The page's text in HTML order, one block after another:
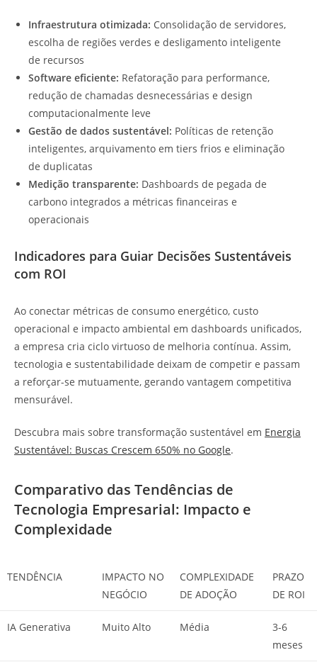
Infraestrutura otimizada: Consolidação de servidores,
escolha de regiões verdes e desligamento inteligente
de recursos
Software eficiente: Refatoração para performance,
redução de chamadas desnecessárias e design
computacionalmente leve
Gestão de dados sustentável: Políticas de retenção
inteligentes, arquivamento em tiers frios e eliminação
de duplicatas
Medição transparente: Dashboards de pegada de
carbono integrados a métricas financeiras e
operacionais
Indicadores para Guiar Decisões Sustentáveis
com ROI
Ao conectar métricas de consumo energético, custo
operacional e impacto ambiental em dashboards unificados,
a empresa cria ciclo virtuoso de melhoria contínua. Assim,
tecnologia e sustentabilidade deixam de competir e passam
a reforçar-se mutuamente, gerando vantagem competitiva
mensurável.
Descubra mais sobre transformação sustentável em Energia
Sustentável: Buscas Crescem 650% no Google.
Comparativo das Tendências de
Tecnologia Empresarial: Impacto e
Complexidade
TENDÊNCIA
IMPACTO NO
NEGÓCIO
COMPLEXIDADE
DE ADOÇÃO
PRAZO
DE ROI
IA Generativa Muito Alto Média
3-6
meses